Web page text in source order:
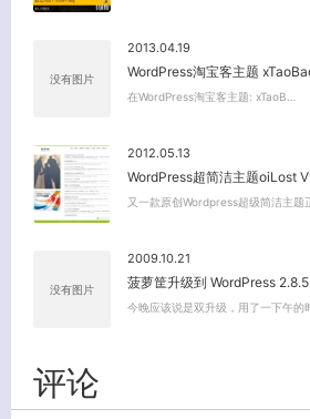
没有图片
2013.04.19
WordPress淘宝客主题
在WordPress淘宝客主题: xTaoB…
2012.05.13
WordPress超简洁主题oiLost
又一款原创Wordpress超级简洁主题
没有图片
2009.10.21
菠萝筐升级到 WordPress 2.8.5
今晚应该说是双升级，用了一下午的
评论